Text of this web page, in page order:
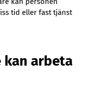
tid eller fast tjänst
kan arbeta